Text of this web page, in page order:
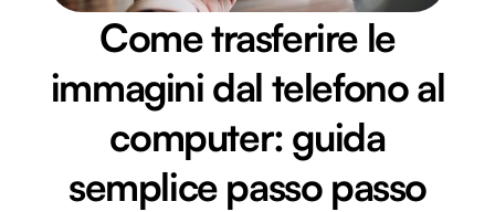
Come trasferire le
immagini dal telefono al
computer: guida
semplice passo passo